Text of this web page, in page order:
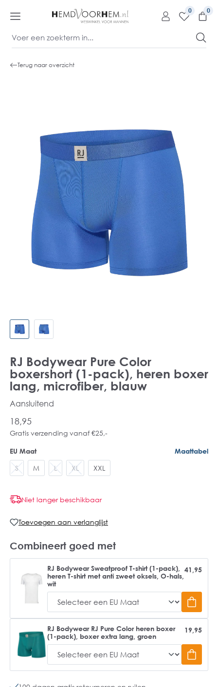
0
Terug naar overzicht
RJ Bodywear Pure Color
boxershort (1-pack), heren boxer
lang, microfiber, blauw
Aansluitend
18,95
Gratis verzending vanaf €25,-
EU Maat Maattabel
S M L XL XXL
Niet langer beschikbaar
Toevoegen aan verlanglijst
Combineert goed met
RJ Bodywear Sweatproof T-shirt (1-pack),
heren T-shirt met anti zweet oksels, O-hals,
wit
41,95
RJ Bodywear RJ Pure Color heren boxer
(1-pack), boxer extra lang, groen
19,95